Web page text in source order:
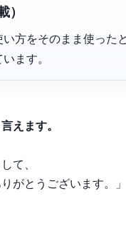
方をそのまま使った
ます。
えます。
て、
がとうございます。」